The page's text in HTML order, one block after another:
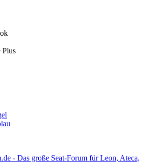
Plus
- Das große Seat-Forum für Leon, Ateca,